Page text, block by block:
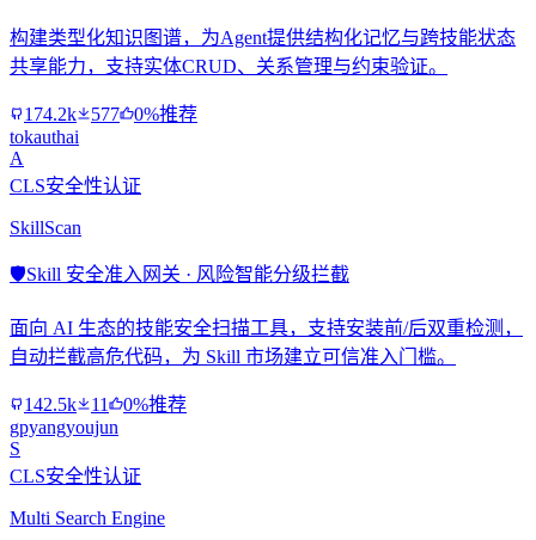
构建类型化知识图谱，为Agent提供结构化记忆与跨技能状态
共享能力，支持实体CRUD、关系管理与约束验证。
174.2k 577
0%推荐
tokauthai
A
CLS安全性认证
SkillScan
🛡️Skill 安全准入网关 · 风险智能分级拦截
面向 AI 生态的技能安全扫描工具，支持安装前/后双重检测，
自动拦截高危代码，为 Skill 市场建立可信准入门槛。
142.5k 11
0%推荐
gpyangyoujun
S
CLS安全性认证
Multi Search Engine